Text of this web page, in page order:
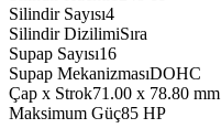
Silindir Sayısı4
Silindir DizilimiSıra
Supap Sayısı16
Supap MekanizmasıDOHC
Çap x Strok71.00 x 78.80 mm
Maksimum Güç85 HP